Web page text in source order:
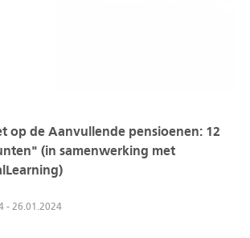
op de Aanvullende pensioenen: 12
(in samenwerking met
- 26.01.2024